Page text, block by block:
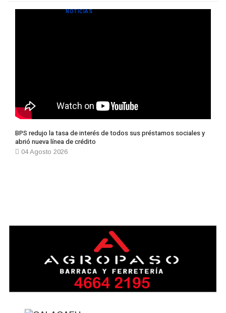
BPS redujo la tasa de interés de todos sus préstamos sociales y
abrió nueva línea de crédito
04 Agosto 2026
NOTICIAS